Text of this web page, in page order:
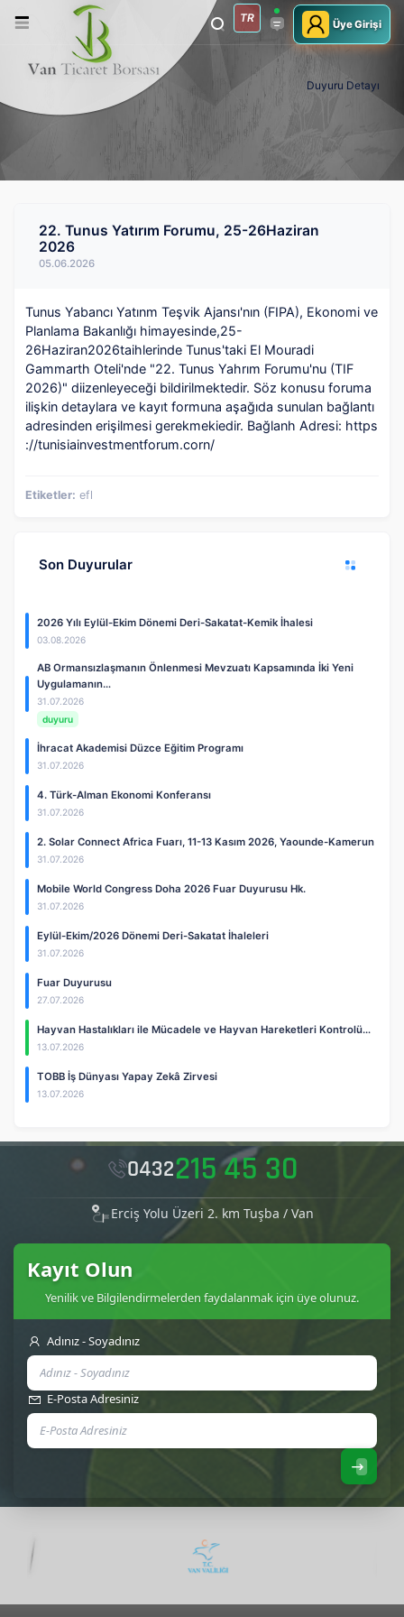
TR Üye Girişi
Duyuru Detayı
22. Tunus Yatırım Forumu, 25-26Haziran
2026
05.06.2026
Tunus Yabancı Yatınm Teşvik Ajansı'nın (FIPA), Ekonomi ve
Planlama Bakanlığı himayesinde,25-
26Haziran2026taihlerinde Tunus'taki El Mouradi
Gammarth Oteli'nde "22. Tunus Yahrım Forumu'nu (TIF
2026)" diizenleyeceği bildirilmektedir. Söz konusu foruma
ilişkin detaylara ve kayıt formuna aşağıda sunulan bağlantı
adresinden erişilmesi gerekmekiedir. Bağlanh Adresi: https
://tunisiainvestmentforum.corn/
Etiketler: efl
Son Duyurular
2026 Yılı Eylül-Ekim Dönemi Deri-Sakatat-Kemik İhalesi
03.08.2026
AB Ormansızlaşmanın Önlenmesi Mevzuatı Kapsamında İki Yeni
Uygulamanın…
31.07.2026
duyuru
İhracat Akademisi Düzce Eğitim Programı
31.07.2026
4. Türk-Alman Ekonomi Konferansı
31.07.2026
2. Solar Connect Africa Fuarı, 11-13 Kasım 2026, Yaounde-Kamerun
31.07.2026
Mobile World Congress Doha 2026 Fuar Duyurusu Hk.
31.07.2026
Eylül-Ekim/2026 Dönemi Deri-Sakatat İhaleleri
31.07.2026
Fuar Duyurusu
27.07.2026
Hayvan Hastalıkları ile Mücadele ve Hayvan Hareketleri Kontrolü…
13.07.2026
TOBB İş Dünyası Yapay Zekâ Zirvesi
13.07.2026
0432215 45 30
Erciş Yolu Üzeri 2. km Tuşba / Van
Kayıt Olun
Yenilik ve Bilgilendirmelerden faydalanmak için üye olunuz.
Adınız - Soyadınız
E-Posta Adresiniz